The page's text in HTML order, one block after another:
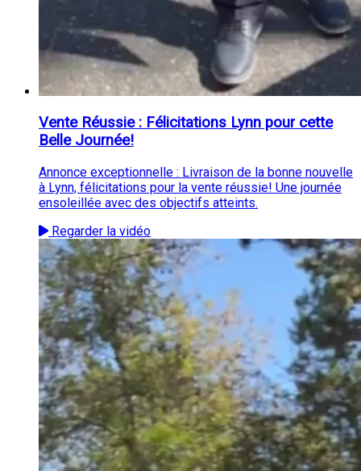
Vente Réussie : Félicitations Lynn pour cette
Belle Journée!
Annonce exceptionnelle : Livraison de la bonne nouvelle
à Lynn, félicitations pour la vente réussie! Une journée
ensoleillée avec des objectifs atteints.
Regarder la vidéo